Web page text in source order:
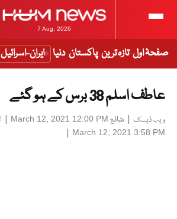
7 Aug, 2026
صفحۂ اول تازہ ترین پاکستان دنیا ایران-
عاطف اسلم 38 برس کے ہو گئے
ویب ڈیسک | شائع March 12, 2021 12:00 PM
|
March 12, 2021 3:58 PM
|